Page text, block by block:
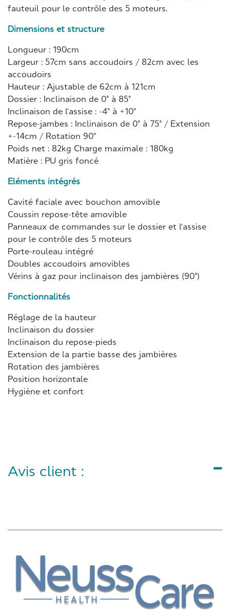
fauteuil pour le contrôle des 5 moteurs.
Dimensions et structure
Longueur : 190cm
Largeur : 57cm sans accoudoirs / 82cm avec les
accoudoirs
Hauteur : Ajustable de 62cm à 121cm
Dossier : Inclinaison de 0° à 85°
Inclinaison de l’assise : -4° à +10°
Repose-jambes : Inclinaison de 0° à 75° / Extension
+-14cm / Rotation 90°
Poids net : 82kg Charge maximale : 180kg
Matière : PU gris foncé
Eléments intégrés
Cavité faciale avec bouchon amovible
Coussin repose-tête amovible
Panneaux de commandes sur le dossier et l’assise
pour le contrôle des 5 moteurs
Porte-rouleau intégré
Doubles accoudoirs amovibles
Vérins à gaz pour inclinaison des jambières (90°)
Fonctionnalités
Réglage de la hauteur
Inclinaison du dossier
Inclinaison du repose-pieds
Extension de la partie basse des jambières
Rotation des jambières
Position horizontale
Hygiène et confort
Avis client :